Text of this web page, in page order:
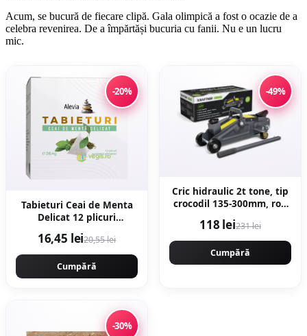
Acum, se bucură de fiecare clipă. Gala olimpică a fost o ocazie de a
celebra revenirea. De a împărtăși bucuria cu fanii. Nu e un lucru
mic.
-20%
Tabieturi Ceai de Menta
Delicat 12 plicuri
16,45 lei20,55 lei
Cumpără
-49%
Cric hidraulic 2t tone, tip
crocodil 135-300mm, roti
KRAFTNER KF-4927
118 lei231 lei
Cumpără
-30%